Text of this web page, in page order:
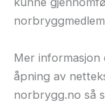
Mer informasjon
åpning av
norbrygg.no så